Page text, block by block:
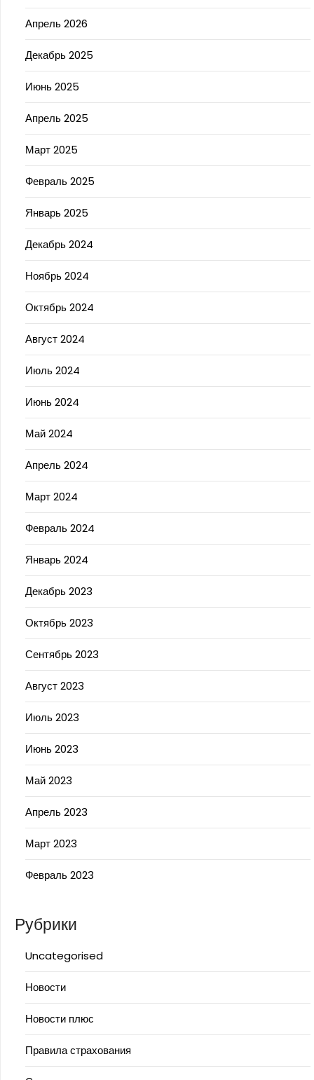
Апрель 2026
Декабрь 2025
Июнь 2025
Апрель 2025
Март 2025
Февраль 2025
Январь 2025
Декабрь 2024
Ноябрь 2024
Октябрь 2024
Август 2024
Июль 2024
Июнь 2024
Май 2024
Апрель 2024
Март 2024
Февраль 2024
Январь 2024
Декабрь 2023
Октябрь 2023
Сентябрь 2023
Август 2023
Июль 2023
Июнь 2023
Май 2023
Апрель 2023
Март 2023
Февраль 2023
Рубрики
Uncategorised
Новости
Новости плюс
Правила страхования